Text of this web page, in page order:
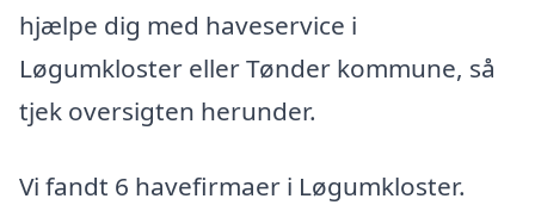
hjælpe dig med haveservice i
Løgumkloster eller Tønder kommune, så
tjek oversigten herunder.
Vi fandt 6 havefirmaer i Løgumkloster.